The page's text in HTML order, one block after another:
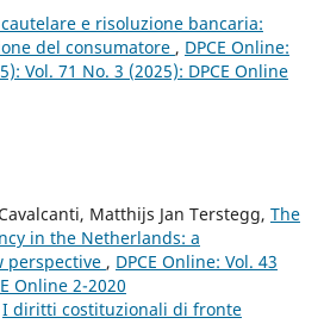
e risoluzione bancaria:
del consumatore , DPCE Online:
Vol. 71 No. 3 (2025): DPCE Online
Matthijs Jan Terstegg, The
in the Netherlands: a
perspective , DPCE Online: Vol. 43
Online 2-2020
I diritti costituzionali di fronte